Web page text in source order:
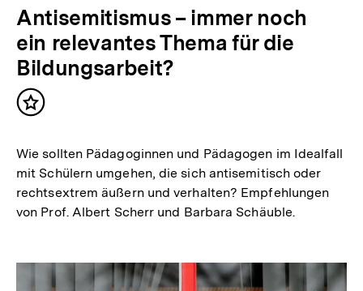
Antisemitismus – immer noch
ein relevantes Thema für die
Bildungsarbeit?
Inhalt
Wie sollten Pädagoginnen und Pädagogen im Idealfall
mit Schülern umgehen, die sich antisemitisch oder
rechtsextrem äußern und verhalten? Empfehlungen
von Prof. Albert Scherr und Barbara Schäuble.